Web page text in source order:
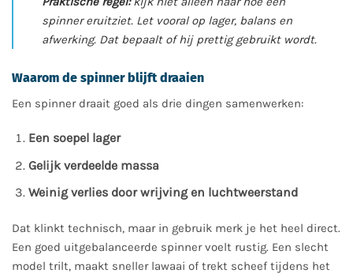
spinner eruitziet. Let vooral op lager, balans en
afwerking. Dat bepaalt of hij prettig gebruikt wordt.
Waarom de spinner blijft draaien
Een spinner draait goed als drie dingen samenwerken:
Een soepel lager
Gelijk verdeelde massa
Weinig verlies door wrijving en luchtweerstand
Dat klinkt technisch, maar in gebruik merk je het heel direct.
Een goed uitgebalanceerde spinner voelt rustig. Een slecht
model trilt, maakt sneller lawaai of trekt scheef tijdens het